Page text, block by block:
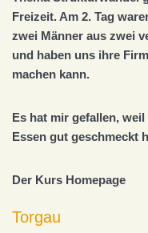
Freizeit. Am 2. Tag
zwei Männer aus zwei
und haben uns ihre
machen kann.
Es hat mir gefallen,
Essen gut
Der Kurs Homepage
Torgau